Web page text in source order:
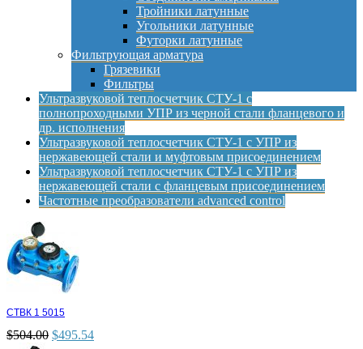
Тройники латунные
Угольники латунные
Футорки латунные
Фильтрующая арматура
Грязевики
Фильтры
Ультразвуковой теплосчетчик СТУ-1 с
полнопроходными УПР из черной стали фланцевого и
др. исполнения
Ультразвуковой теплосчетчик СТУ-1 с УПР из
нержавеющей стали и муфтовым присоединением
Ультразвуковой теплосчетчик СТУ-1 с УПР из
нержавеющей стали с фланцевым присоединением
Частотные преобразователи advanced control
СТВК 1 5015
$504.00 $495.54